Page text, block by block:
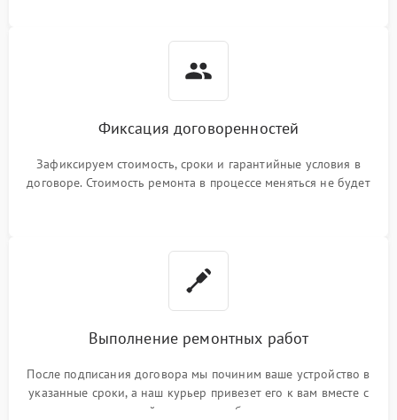
Фиксация договоренностей
Зафиксируем стоимость, сроки и гарантийные условия в
договоре. Стоимость ремонта в процессе меняться не будет
Выполнение ремонтных работ
После подписания договора мы починим ваше устройство в
указанные сроки, а наш курьер привезет его к вам вместе с
гарантийным талоном бесплатно